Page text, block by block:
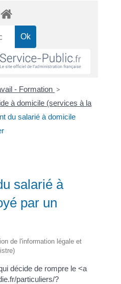
- Formation >
à domicile (services à la
du salarié à domicile
salarié à
par un
de l'information légale et
décide de rompre le <a
particuliers/?